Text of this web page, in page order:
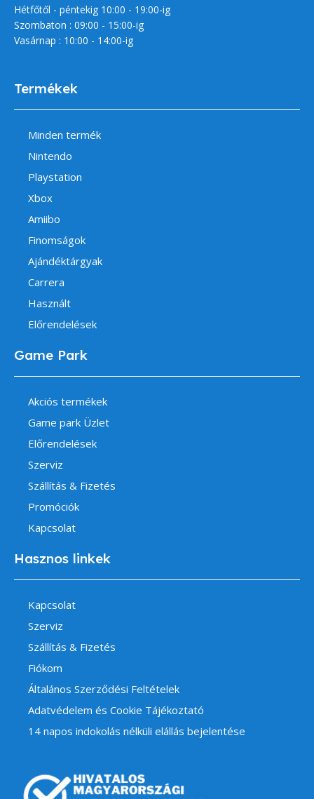
Hétfőtől - péntekig 10:00 - 19:00-ig
Szombaton : 09:00 - 15:00-ig
Vasárnap : 10:00 - 14:00-ig
Termékek
Minden termék
Nintendo
Playstation
Xbox
Amiibo
Finomságok
Ajándéktárgyak
Carrera
Használt
Előrendelések
Game Park
Akciós termékek
Game park Üzlet
Előrendelések
Szerviz
Szállítás & Fizetés
Promóciók
Kapcsolat
Hasznos linkek
Kapcsolat
Szerviz
Szállítás & Fizetés
Fiókom
Általános Szerződési Feltételek
Adatvédelem és Cookie Tájékoztató
14 napos indokolás nélküli elállás bejelentése